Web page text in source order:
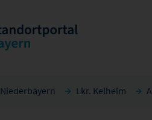
Niederbayern Lkr. Kelheim